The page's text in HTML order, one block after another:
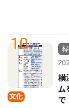
10
文化
横
ム
で